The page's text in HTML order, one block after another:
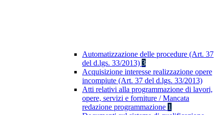
Automatizzazione delle procedure (Art. 37
del d.lgs. 33/2013) 3
Acquisizione interesse realizzazione opere
incompiute (Art. 37 del d.lgs. 33/2013)
Atti relativi alla programmazione di lavori,
opere, servizi e forniture / Mancata
redazione programmazione 1